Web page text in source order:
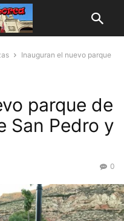
Inauguran el nuevo parque
parque de
San Pedro y
0